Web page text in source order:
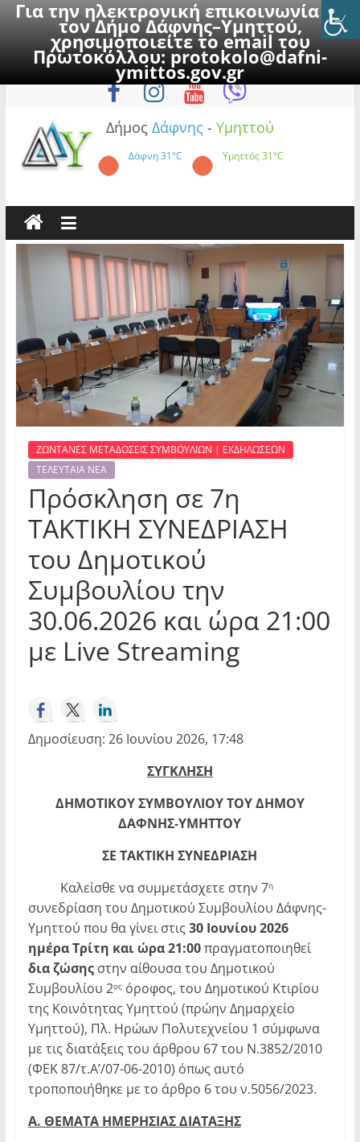
Για την ηλεκτρονική επικοινωνία με
τον Δήμο Δάφνης–Υμηττού,
χρησιμοποιείτε το email του
Πρωτοκόλλου:protokolo@dafni-
ymittos.gov.gr
to
Δευτέρα, 10 Αυγούστου 2026
Δήμος Δάφνης - Υμηττού
Δάφνη31°C Υμηττός31°C
ΖΩΝΤΑΝΕΣ ΜΕΤΑΔΟΣΕΙΣ ΣΥΜΒΟΥΛΙΩΝ | ΕΚΔΗΛΩΣΕΩΝ
ΤΕΛΕΥΤΑΙΑ ΝΕΑ
Πρόσκληση σε 7η
ΤΑΚΤΙΚΗ ΣΥΝΕΔΡΙΑΣΗ
του Δημοτικού
Συμβουλίου την
30.06.2026 και ώρα 21:00
με Live Streaming
Δημοσίευση: 26 Ιουνίου 2026, 17:48
ΣΥΓΚΛΗΣΗ
ΔΗΜΟΤΙΚΟΥ ΣΥΜΒΟΥΛΙΟΥ ΤΟΥ ΔΗΜΟΥ
ΔΑΦΝΗΣ-ΥΜΗΤΤΟΥ
ΣΕ ΤΑΚΤΙΚΗ ΣΥΝΕΔΡΙΑΣΗ
Καλείσθε να συμμετάσχετε στην 7η
συνεδρίαση του Δημοτικού Συμβουλίου Δάφνης-
Υμηττού που θα γίνει στις 30 Ιουνίου 2026
ημέρα Τρίτη και ώρα 21:00πραγματοποιηθεί
δια ζώσηςστην αίθουσα του Δημοτικού
Συμβουλίου 2οςόροφος, του Δημοτικού Κτιρίου
της Κοινότητας Υμηττού (πρώην Δημαρχείο
Υμηττού), Πλ. Ηρώων Πολυτεχνείου 1 σύμφωνα
με τις διατάξεις του άρθρου 67 του Ν.3852/2010
(ΦΕΚ 87/τ.Α’/07-06-2010) όπως αυτό
τροποποιήθηκε με το άρθρο 6 του ν.5056/2023.
Α. ΘΕΜΑΤΑ ΗΜΕΡΗΣΙΑΣ ΔΙΑΤΑΞΗΣ